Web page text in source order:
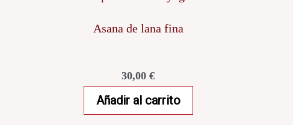
Asana de lana fina
30,00 €
Añadir al carrito